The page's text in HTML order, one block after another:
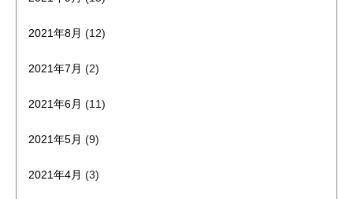
2021年8月 (12)
2021年7月 (2)
2021年6月 (11)
2021年5月 (9)
2021年4月 (3)